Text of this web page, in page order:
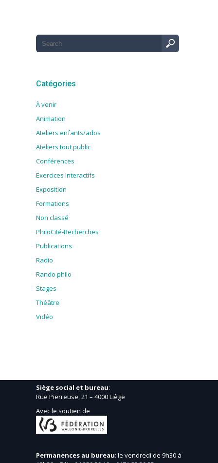
Catégories
À venir
Animation
Ateliers enfants/ados
Ateliers tout public
Conférences
Exercices interactifs
Exposition
Formations
Non classé
PhiloCité-Recherches
Publications
Radio
Rando philo
Stages
Théâtre
Vidéo
Siège social et bureau:
Rue Pierreuse, 21 – 4000 Liège
Avec le soutien de
Permanences au bureau: le vendredi de 9h30 à